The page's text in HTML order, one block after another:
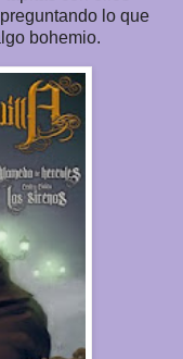
lo que
bohemio.